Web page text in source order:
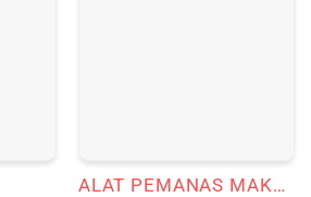
ALAT PEMANAS MAKANAN